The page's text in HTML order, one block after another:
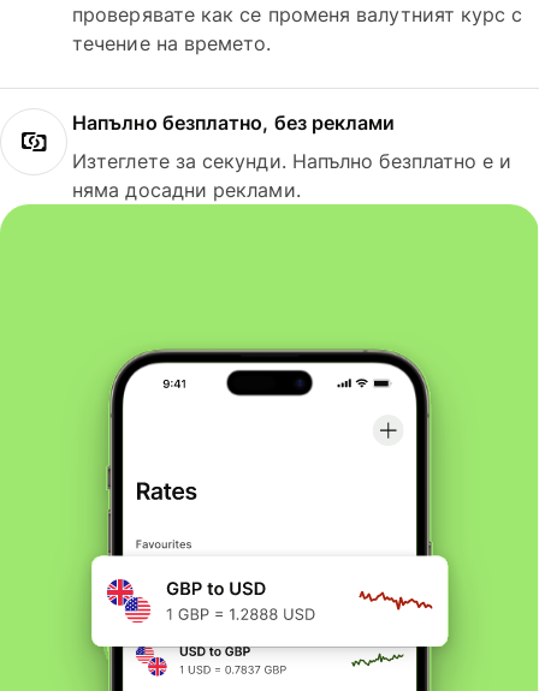
проверявате как се променя валутният курс с
течение на времето.
Напълно безплатно, без реклами
Изтеглете за секунди. Напълно безплатно е и
няма досадни реклами.